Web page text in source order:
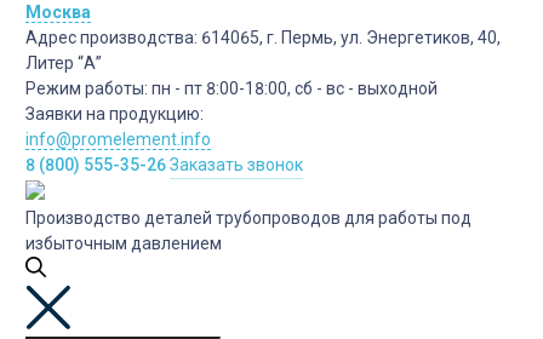
Москва
Адрес производства: 614065, г. Пермь, ул. Энергетиков, 40,
Литер “А”
Режим работы: пн - пт 8:00-18:00, сб - вс - выходной
Заявки на продукцию:
info@promelement.info
8 (800) 555-35-26Заказать звонок
Производство деталей трубопроводов для работы под
избыточным давлением